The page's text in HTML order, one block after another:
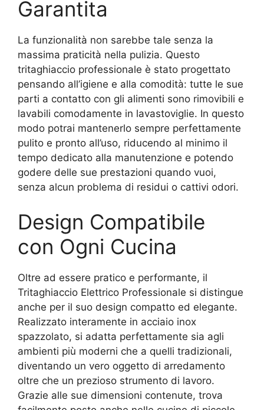
Garantita
La funzionalità non sarebbe tale senza la
massima praticità nella pulizia. Questo
tritaghiaccio professionale è stato progettato
pensando all’igiene e alla comodità: tutte le sue
parti a contatto con gli alimenti sono rimovibili e
lavabili comodamente in lavastoviglie. In questo
modo potrai mantenerlo sempre perfettamente
pulito e pronto all’uso, riducendo al minimo il
tempo dedicato alla manutenzione e potendo
godere delle sue prestazioni quando vuoi,
senza alcun problema di residui o cattivi odori.
Design Compatibile
con Ogni Cucina
Oltre ad essere pratico e performante, il
Tritaghiaccio Elettrico Professionale si distingue
anche per il suo design compatto ed elegante.
Realizzato interamente in acciaio inox
spazzolato, si adatta perfettamente sia agli
ambienti più moderni che a quelli tradizionali,
diventando un vero oggetto di arredamento
oltre che un prezioso strumento di lavoro.
Grazie alle sue dimensioni contenute, trova